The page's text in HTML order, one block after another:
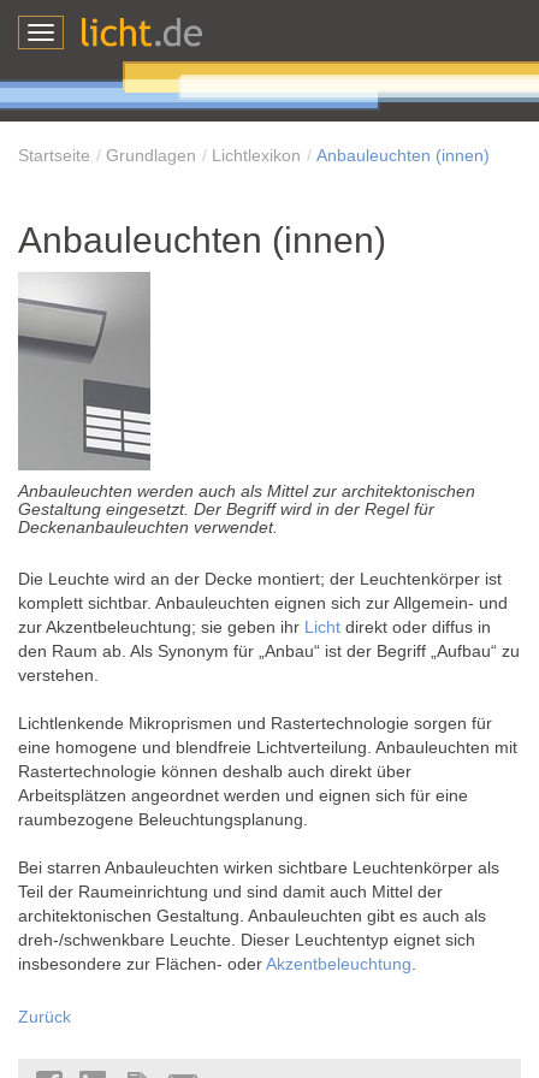
Toggle
Startseite Grundlagen Lichtlexikon Anbauleuchten (innen)
Anbauleuchten (innen)
Anbauleuchten werden auch als Mittel zur architektonischen
Gestaltung eingesetzt. Der Begriff wird in der Regel für
Deckenanbauleuchten verwendet.
Die Leuchte wird an der Decke montiert; der Leuchtenkörper ist
komplett sichtbar. Anbauleuchten eignen sich zur Allgemein- und
zur Akzentbeleuchtung; sie geben ihr Licht direkt oder diffus in
den Raum ab. Als Synonym für „Anbau“ ist der Begriff „Aufbau“ zu
verstehen.
Lichtlenkende Mikroprismen und Rastertechnologie sorgen für
eine homogene und blendfreie Lichtverteilung. Anbauleuchten mit
Rastertechnologie können deshalb auch direkt über
Arbeitsplätzen angeordnet werden und eignen sich für eine
raumbezogene Beleuchtungsplanung.
Bei starren Anbauleuchten wirken sichtbare Leuchtenkörper als
Teil der Raumeinrichtung und sind damit auch Mittel der
architektonischen Gestaltung. Anbauleuchten gibt es auch als
dreh-/schwenkbare Leuchte. Dieser Leuchtentyp eignet sich
insbesondere zur Flächen- oderAkzentbeleuchtung
Zurück